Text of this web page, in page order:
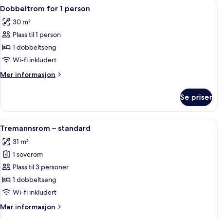
WiFi)
Åpne
alle
bildene
av
Dobbeltrom
for
1
person
5
Dobbeltrom for 1 person
30 m²
Plass til 1 person
1 dobbeltseng
Wi-fi inkludert
Mer informasjon
Mer
for
person
Se priser
Åpne
alle
bildene
av
Tremannsrom
–
standard
Tremannsrom – standard |
4
Tremannsrom – standard
31 m²
1 soverom
Plass til 3 personer
1 dobbeltseng
Wi-fi inkludert
Mer informasjon
Mer